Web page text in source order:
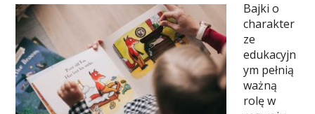
Bajki o
charakter
ze
edukacyjn
ym pełnią
ważną
rolę w